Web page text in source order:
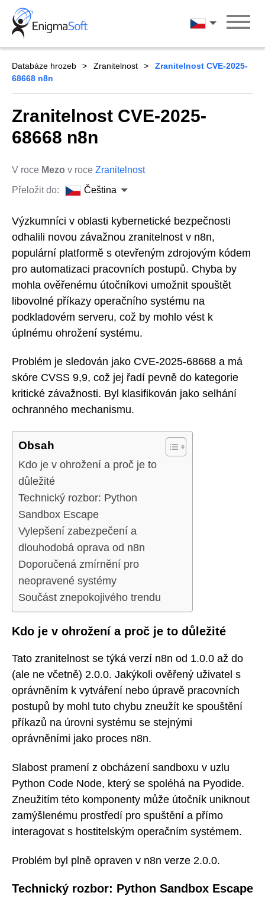
Skip
content
Čeština
Databáze hrozeb Zranitelnost
Zranitelnost CVE-2025-
68668 n8n
Zranitelnost CVE-2025-
68668 n8n
V roce Mezo v roce Zranitelnost
Přeložit do:
Čeština
Výzkumníci v oblasti kybernetické bezpečnosti
odhalili novou závažnou zranitelnost v n8n,
populární platformě s otevřeným zdrojovým kódem
pro automatizaci pracovních postupů. Chyba by
mohla ověřenému útočníkovi umožnit spouštět
libovolné příkazy operačního systému na
podkladovém serveru, což by mohlo vést k
úplnému ohrožení systému.
Problém je sledován jako CVE-2025-68668 a má
skóre CVSS 9,9, což jej řadí pevně do kategorie
kritické závažnosti. Byl klasifikován jako selhání
ochranného mechanismu.
Obsah
Kdo je v ohrožení a proč je to
důležité
Technický rozbor: Python
Sandbox Escape
Vylepšení zabezpečení a
dlouhodobá oprava od n8n
Doporučená zmírnění pro
neopravené systémy
Součást znepokojivého trendu
Kdo je v ohrožení a proč je to důležité
Tato zranitelnost se týká verzí n8n od 1.0.0 až do
(ale ne včetně) 2.0.0. Jakýkoli ověřený uživatel s
oprávněním k vytváření nebo úpravě pracovních
postupů by mohl tuto chybu zneužít ke spouštění
příkazů na úrovni systému se stejnými
oprávněními jako proces n8n.
Slabost pramení z obcházení sandboxu v uzlu
Python Code Node, který se spoléhá na Pyodide.
Zneužitím této komponenty může útočník uniknout
zamýšlenému prostředí pro spuštění a přímo
interagovat s hostitelským operačním systémem.
Problém byl plně opraven v n8n verze 2.0.0.
Technický rozbor: Python Sandbox Escape